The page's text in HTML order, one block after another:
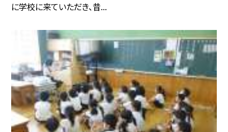
に学校に来ていただき、昔...